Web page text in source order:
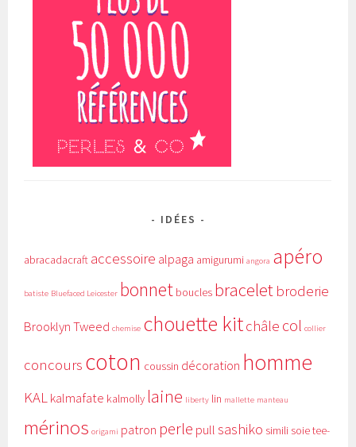
IDÉES
abracadacraft accessoire alpaga amigurumi angora apéro
batiste Bluefaced Leicester bonnet boucles bracelet broderie
Brooklyn Tweed chemise chouette kitchâle col collier
concours coton coussin décoration homme
KALkalmafate kalmolly laine liberty lin mallette manteau
mérinos origami patron perle pull sashiko simili soietee-